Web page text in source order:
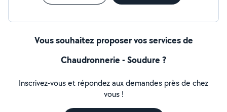
Vous souhaitez proposer vos services de
Chaudronnerie - Soudure ?
Inscrivez-vous et répondez aux demandes près de chez
vous !